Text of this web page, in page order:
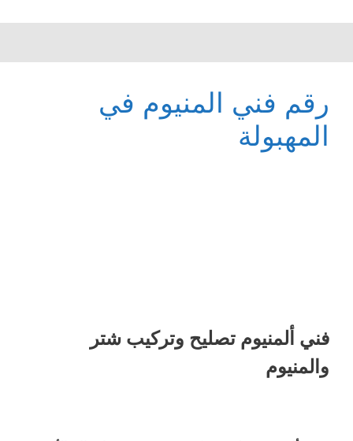
رقم فني المنيوم في
المهبولة
فني ألمنيوم تصليح وتركيب شتر
والمنيوم